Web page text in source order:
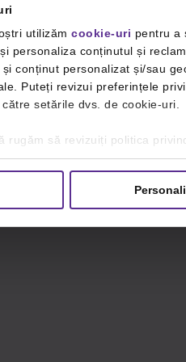
utilizăm cookie-uri pentru a
personaliza conținutul și
conținut personalizat și/sau
Puteți revizui preferințele
setările dvs. de cookie-uri.
rugăm să revizuiți politica